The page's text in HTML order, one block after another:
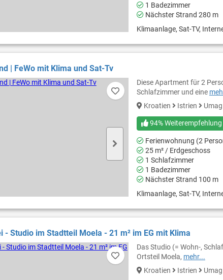
1 Badezimmer
Nächster Strand 280 m
Klimaanlage, Sat-TV,
| FeWo mit Klima und Sat-Tv
Diese Apartment für 2
Schlafzimmer und eine
Kroatien
Istrien Umag
94% Weiterempfehlung
Ferienwohnung (2
25 m² / Erdgeschoss
1 Schlafzimmer
1 Badezimmer
Nächster Strand 100 m
Klimaanlage, Sat-TV,
- Studio im Stadtteil Moela - 21 m² im EG mit Klima
Das Studio (= Wohn-,
Ortsteil Moela, mehr...
Kroatien
Istrien Umag